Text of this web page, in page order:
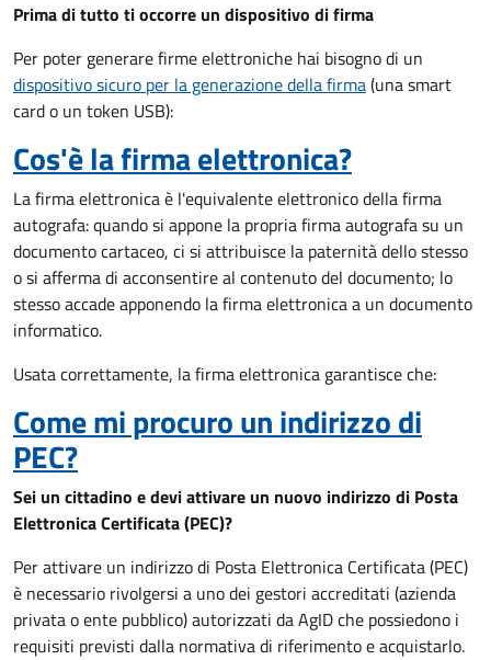
Prima di tutto ti occorre un dispositivo di firma
Per poter generare firme elettroniche hai bisogno di un
dispositivo sicuro per la generazione della firma(una smart
card o un token USB):
Cos'è la firma elettronica?
La firma elettronica è l'equivalente elettronico della firma
autografa: quando si appone la propria firma autografa su un
documento cartaceo, ci si attribuisce la paternità dello stesso
o si afferma di acconsentire al contenuto del documento; lo
stesso accade apponendo la firma elettronica a un documento
informatico.
Usata correttamente, la firma elettronica garantisce che:
Come mi procuro un indirizzo di
PEC?
Sei un cittadino e devi attivare un nuovo indirizzo di Posta
Elettronica Certificata (PEC)?
Per attivare un indirizzo di Posta Elettronica Certificata (PEC)
è necessario rivolgersi a uno dei gestori accreditati (azienda
privata o ente pubblico) autorizzati da AgID che possiedono i
requisiti previsti dalla normativa di riferimento e acquistarlo.